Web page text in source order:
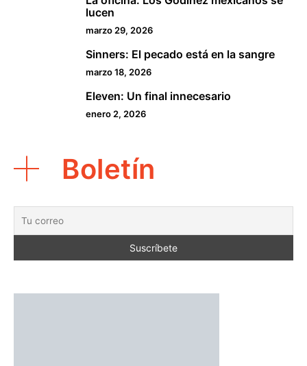
lucen
marzo 29, 2026
Sinners: El pecado está en la sangre
marzo 18, 2026
Eleven: Un final innecesario
enero 2, 2026
Boletín